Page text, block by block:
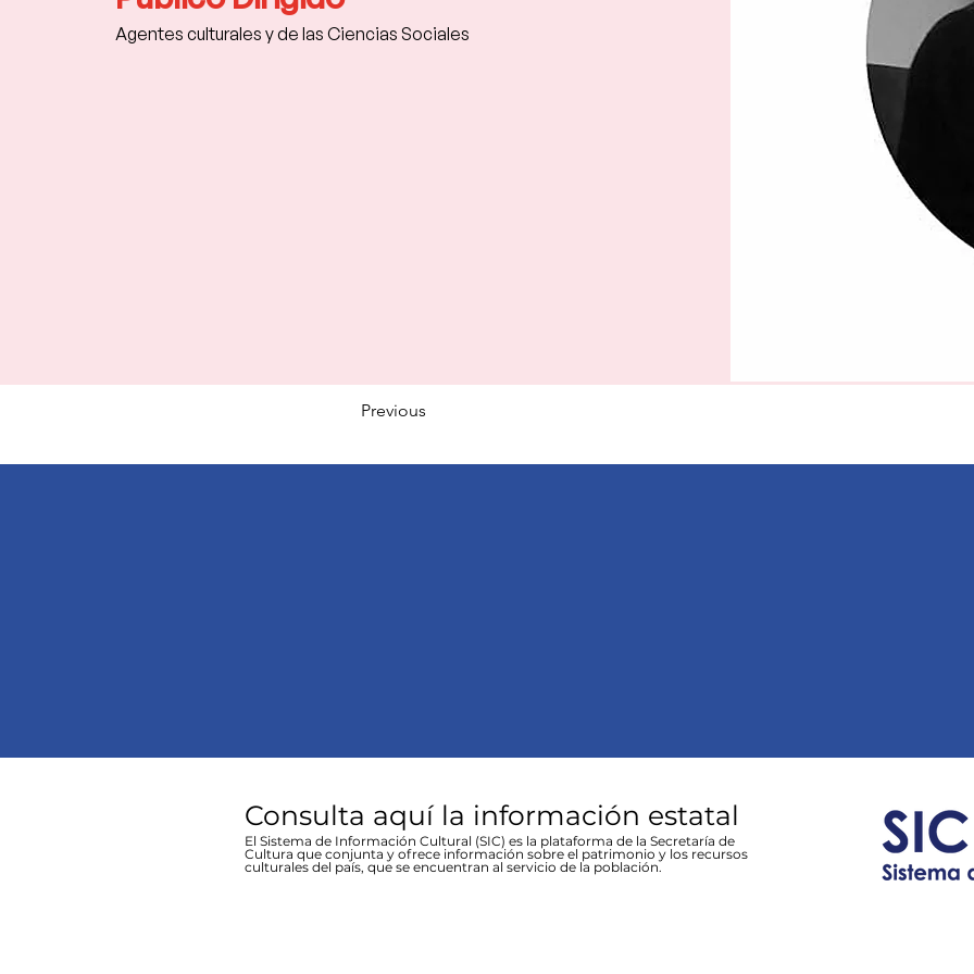
Agentes culturales y de las Ciencias Sociales
Previous
Consulta aquí la información estatal
El Sistema de Información Cultural (SIC) es la plataforma de la Secretaría de
Cultura que conjunta y ofrece información sobre el patrimonio y los recursos
culturales del país, que se encuentran al servicio de la población.